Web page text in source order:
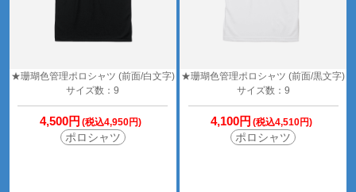
★珊瑚色管理ポロシャツ (前面/白文字)
サイズ数：9
4,500円 (税込4,950円)
ポロシャツ
★珊瑚色管理ポロシャツ (前面/黒文字)
サイズ数：9
4,100円 (税込4,510円)
ポロシャツ